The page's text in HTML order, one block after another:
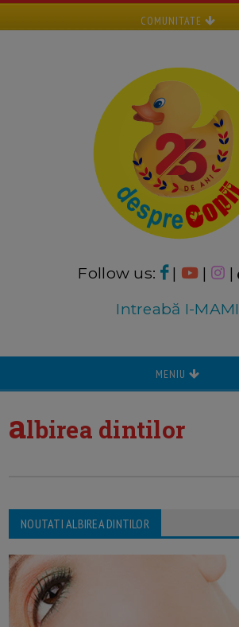
COMUNITATE
Follow us: | | |
Intreabă I-MAMI
MENIU
albirea dintilor
NOUTATI ALBIREA DINTILOR